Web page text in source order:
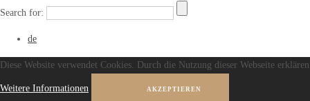
Search for:
de
Diese Website verwendet Cookies. Durch die Nutzung dieser Webseite
Weitere Informationen AKZEPTIEREN